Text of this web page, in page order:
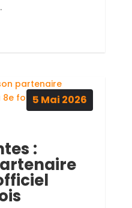
:
5 Mai 2026